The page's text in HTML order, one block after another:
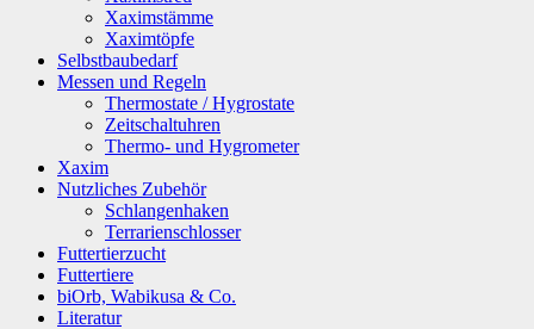
Xaximstämme
Xaximtöpfe
Selbstbaubedarf
Messen und Regeln
Thermostate / Hygrostate
Zeitschaltuhren
Thermo- und Hygrometer
Xaxim
Nutzliches Zubehör
Schlangenhaken
Terrarienschlosser
Futtertierzucht
Futtertiere
biOrb, Wabikusa & Co.
Literatur